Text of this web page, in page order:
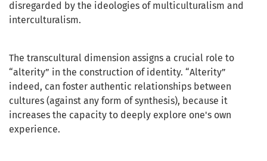
disregarded by the ideologies of multiculturalism and
interculturalism.
The transcultural dimension assigns a crucial role to
“alterity” in the construction of identity. “Alterity”
indeed, can foster authentic relationships between
cultures (against any form of synthesis), because it
increases the capacity to deeply explore one's own
experience.